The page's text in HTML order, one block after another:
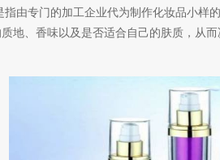
由专门的加工企业代为制作化妆品小样
地、香味以及是否适合自己的肤质，从